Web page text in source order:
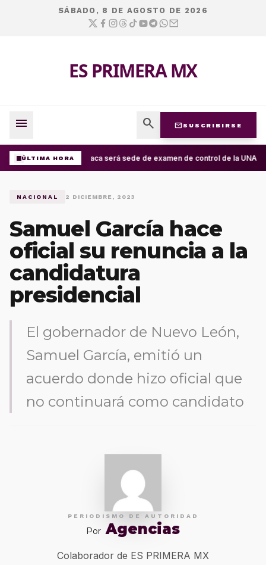
SÁBADO, 8 DE AGOSTO DE 2026
ES PRIMERA MX
menu search mail SUSCRIBIRSE
ÚLTIMA HORA Oaxaca será sede de examen de control de la
NACIONAL 2 DICIEMBRE, 2023
Samuel García hace
oficial su renuncia a la
candidatura
presidencial
El gobernador de Nuevo León,
Samuel García, emitió un
acuerdo donde hizo oficial que
no continuará como candidato
PERIODISMO DE AUTORIDAD
Por Agencias
Colaborador de ES PRIMERA MX